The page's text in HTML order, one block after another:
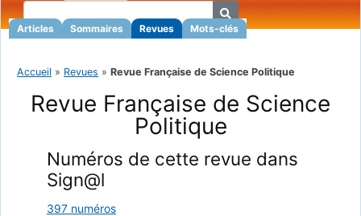
Articles Sommaires Revues Mots-clés
Accueil » Revues » Revue Française de Science Politique
Revue Française de Science
Politique
Numéros de cette revue dans
Sign@l
397 numéros